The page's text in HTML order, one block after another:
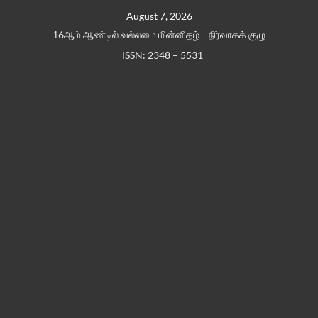
August 7, 2026
16ஆம் ஆண்டில் வல்லமை மின்னிதழ்
நிர்வாகக் குழு
ISSN: 2348 – 5531